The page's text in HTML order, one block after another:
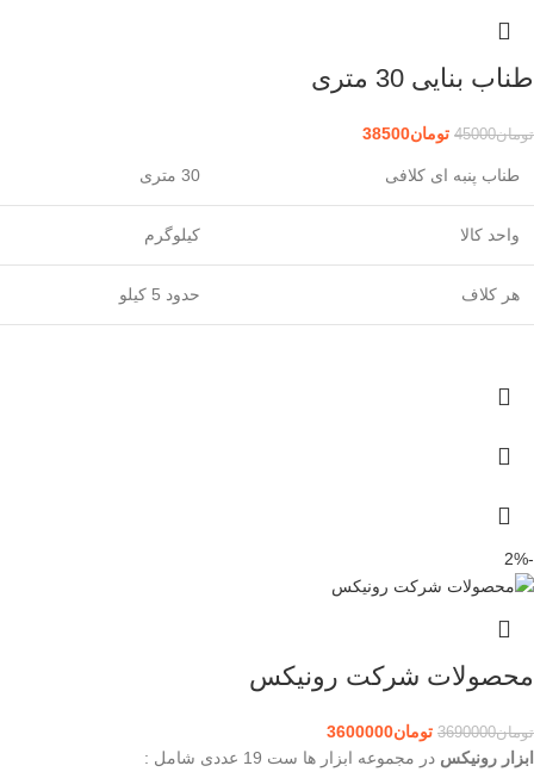
طناب بنایی 30 متری
تومان45000 تومان38500
طناب پنبه ای کلافی 30 متری
واحد کالا کیلوگرم
هر کلاف حدود 5 کیلو
-2%
محصولات شرکت رونیکس
تومان3690000 تومان3600000
ابزار رونیکس در مجموعه ابزار ها ست 19 عددی شامل :